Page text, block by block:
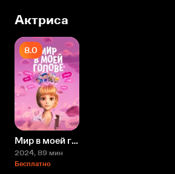
Актриса
8.0
Мир в моей голове
2024, 89 мин
Бесплатно